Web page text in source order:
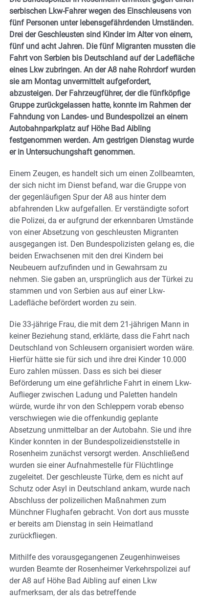
serbischen Lkw-Fahrer wegen des Einschleusens von
fünf Personen unter lebensgefährdenden Umständen.
Drei der Geschleusten sind Kinder im Alter von einem,
fünf und acht Jahren. Die fünf Migranten mussten die
Fahrt von Serbien bis Deutschland auf der Ladefläche
eines Lkw zubringen. An der A8 nahe Rohrdorf wurden
sie am Montag unvermittelt aufgefordert,
abzusteigen. Der Fahrzeugführer, der die fünfköpfige
Gruppe zurückgelassen hatte, konnte im Rahmen der
Fahndung von Landes- und Bundespolizei an einem
Autobahnparkplatz auf Höhe Bad Aibling
festgenommen werden. Am gestrigen Dienstag wurde
er in Untersuchungshaft genommen.
Einem Zeugen, es handelt sich um einen Zollbeamten,
der sich nicht im Dienst befand, war die Gruppe von
der gegenläufigen Spur der A8 aus hinter dem
abfahrenden Lkw aufgefallen. Er verständigte sofort
die Polizei, da er aufgrund der erkennbaren Umstände
von einer Absetzung von geschleusten Migranten
ausgegangen ist. Den Bundespolizisten gelang es, die
beiden Erwachsenen mit den drei Kindern bei
Neubeuern aufzufinden und in Gewahrsam zu
nehmen. Sie gaben an, ursprünglich aus der Türkei zu
stammen und von Serbien aus auf einer Lkw-
Ladefläche befördert worden zu sein.
Die 33-jährige Frau, die mit dem 21-jährigen Mann in
keiner Beziehung stand, erklärte, dass die Fahrt nach
Deutschland von Schleusern organisiert worden wäre.
Hierfür hätte sie für sich und ihre drei Kinder 10.000
Euro zahlen müssen. Dass es sich bei dieser
Beförderung um eine gefährliche Fahrt in einem Lkw-
Auflieger zwischen Ladung und Paletten handeln
würde, wurde ihr von den Schleppern vorab ebenso
verschwiegen wie die offenkundig geplante
Absetzung unmittelbar an der Autobahn. Sie und ihre
Kinder konnten in der Bundespolizeidienststelle in
Rosenheim zunächst versorgt werden. Anschließend
wurden sie einer Aufnahmestelle für Flüchtlinge
zugeleitet. Der geschleuste Türke, dem es nicht auf
Schutz oder Asyl in Deutschland ankam, wurde nach
Abschluss der polizeilichen Maßnahmen zum
Münchner Flughafen gebracht. Von dort aus musste
er bereits am Dienstag in sein Heimatland
zurückfliegen.
Mithilfe des vorausgegangenen Zeugenhinweises
wurden Beamte der Rosenheimer Verkehrspolizei auf
der A8 auf Höhe Bad Aibling auf einen Lkw
aufmerksam, der als das betreffende